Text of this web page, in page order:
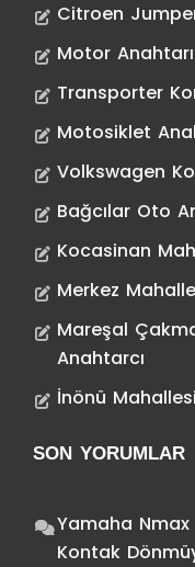
Citroen
Motor Anahtarı
Transporter
Motosiklet
Volkswagen
Bağcılar Oto
Kocasinan
Merkez
Mareşal
Anahtarcı
İnönü
SON YORUMLAR
Yamaha Nmax
Kontak